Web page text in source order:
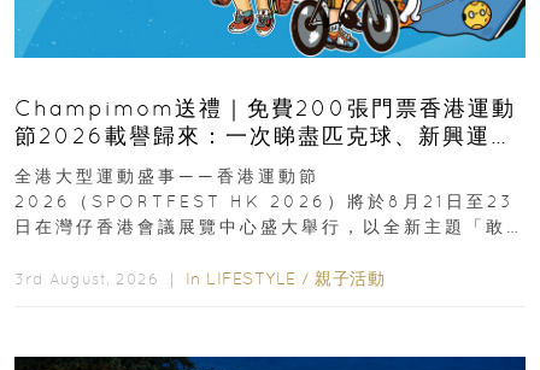
Champimom送禮｜免費200張門票香港運動
節2026載譽歸來：一次睇盡匹克球、新興運
動、街舞比賽＋逾百運動品牌展覽
全港大型運動盛事——香港運動節
2026（SPORTFEST HK 2026）將於8月21日至23
日在灣仔香港會議展覽中心盛大舉行，以全新主題「敢
3rd August, 2026 ｜ In LIFESTYLE / 親子活動